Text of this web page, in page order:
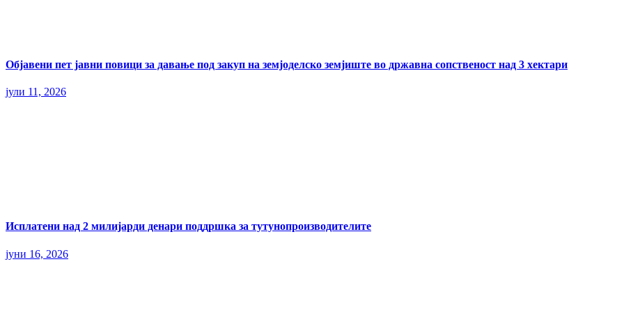
Објавени пет јавни повици за давање под закуп на земјоделско земјиште во државна сопственост над 3 хектари
јули 11, 2026
Исплатени над 2 милијарди денари поддршка за тутунопроизводителите
јуни 16, 2026